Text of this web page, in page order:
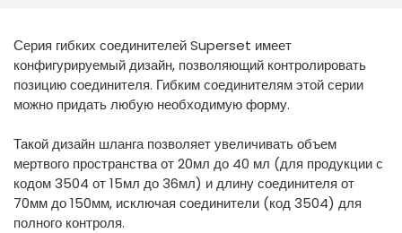
France
International English
Серия гибких соединителей Superset имеет
конфигурируемый дизайн, позволяющий контролировать
позицию соединителя. Гибким соединителям этой серии
можно придать любую необходимую форму.
Такой дизайн шланга позволяет увеличивать объем
мертвого пространства от 20мл до 40 мл (для продукции с
кодом 3504 от 15мл до 36мл) и длину соединителя от
70мм до 150мм, исключая соединители (код 3504) для
полного контроля.